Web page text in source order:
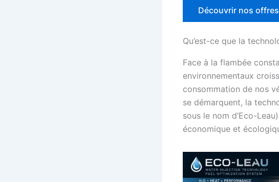
Découvrir nos offres
Qu’est-ce que la
Face à la flambée
environnementaux
consommation de nos
se démarquent, la
sous le nom d’Eco-
économique et